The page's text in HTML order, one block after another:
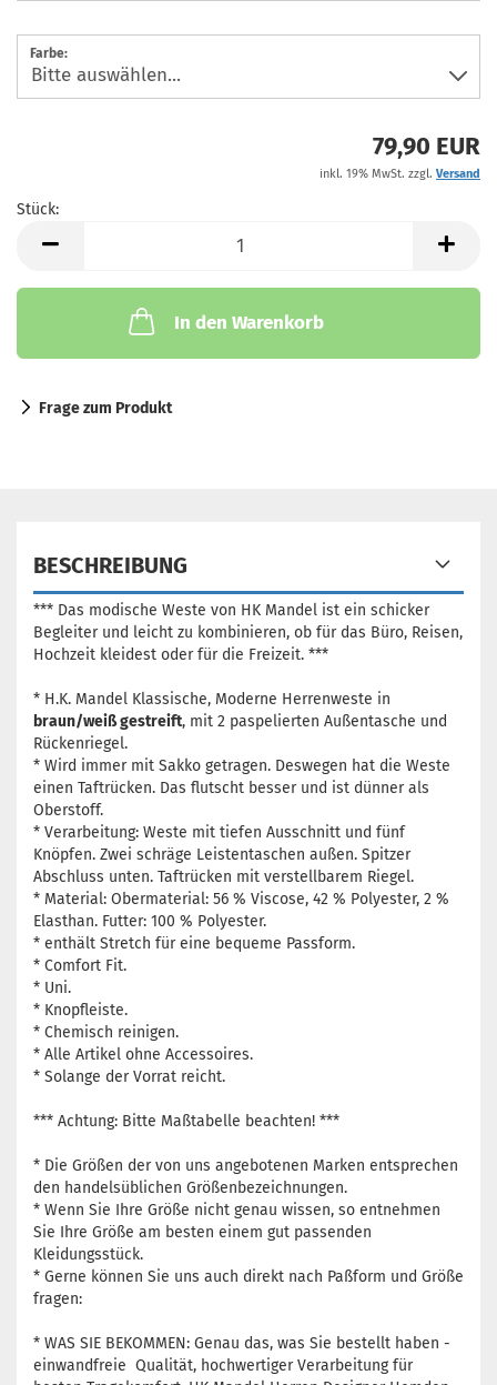
Farbe:
79,90 EUR
inkl. 19% MwSt. zzgl. Versand
Stück:
In den Warenkorb
Frage zum Produkt
BESCHREIBUNG
*** Das modische Weste von HK Mandel ist ein schicker
Begleiter und leicht zu kombinieren, ob für das Büro, Reisen,
Hochzeit kleidest oder für die Freizeit. ***
* H.K. Mandel Klassische, Moderne Herrenweste in
braun/weiß gestreift, mit 2 paspelierten Außentasche und
Rückenriegel.
* Wird immer mit Sakko getragen. Deswegen hat die Weste
einen Taftrücken. Das flutscht besser und ist dünner als
Oberstoff.
* Verarbeitung: Weste mit tiefen Ausschnitt und fünf
Knöpfen. Zwei schräge Leistentaschen außen. Spitzer
Abschluss unten. Taftrücken mit verstellbarem Riegel.
* Material: Obermaterial: 56 % Viscose, 42 % Polyester, 2 %
Elasthan. Futter: 100 % Polyester.
* enthält Stretch für eine bequeme Passform.
* Comfort Fit.
* Uni.
* Knopfleiste.
* Chemisch reinigen.
* Alle Artikel ohne Accessoires.
* Solange der Vorrat reicht.
*** Achtung: Bitte Maßtabelle beachten! ***
* Die Größen der von uns angebotenen Marken entsprechen
den handelsüblichen Größenbezeichnungen.
* Wenn Sie Ihre Größe nicht genau wissen, so entnehmen
Sie Ihre Größe am besten einem gut passenden
Kleidungsstück.
* Gerne können Sie uns auch direkt nach Paßform und Größe
fragen:
* WAS SIE BEKOMMEN: Genau das, was Sie bestellt haben -
einwandfreie Qualität, hochwertiger Verarbeitung für